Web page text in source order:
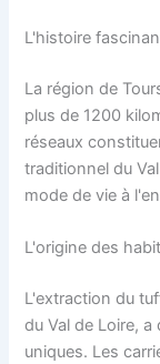
L'histoire
La région de
plus de 1200
réseaux
traditionnel du
mode de vie à
L'origine des
L'extraction du
du Val de Loire,
uniques. Les